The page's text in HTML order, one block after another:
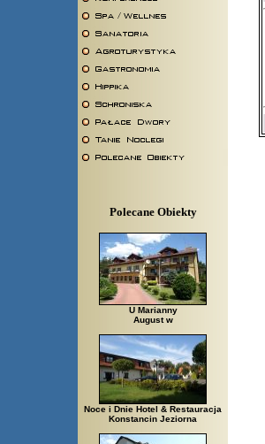
Polecane Obiekty
U Marianny
August w
Noce i Dnie Hotel & Restauracja
Konstancin Jeziorna